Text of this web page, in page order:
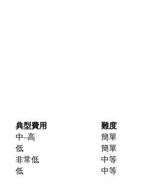
典型費用
難度
中–高
簡單
低
簡單
非常低
中等
低 中等